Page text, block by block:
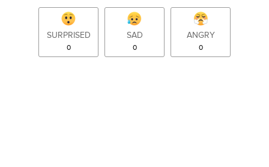
SURPRISED
0
SAD
0
ANGRY
0